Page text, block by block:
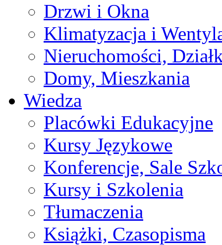
Drzwi i Okna
Klimatyzacja i
Nieruchomości,
Domy, Mieszkania
Wiedza
Placówki Edukacyjne
Kursy Językowe
Konferencje, Sale
Kursy i Szkolenia
Tłumaczenia
Książki, Czasopisma